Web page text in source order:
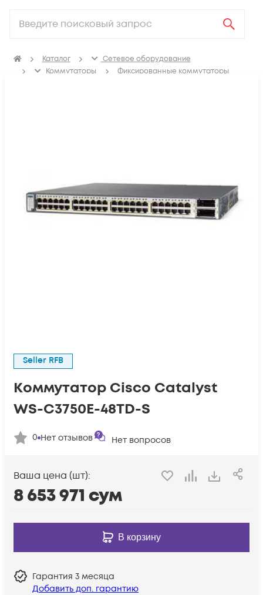
Каталог
Сетевое оборудование
Коммутаторы
Фиксированные коммутаторы
Seller RFB
Коммутатор Cisco Catalyst
WS-C3750E-48TD-S
0 Нет отзывов Нет вопросов
Ваша цена (шт):
8 653 971 сум
В корзину
Гарантия 3 месяца
Добавить доп. гарантию